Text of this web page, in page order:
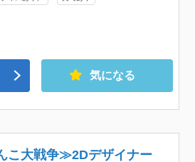
気になる
こ大戦争≫2Dデザイナー